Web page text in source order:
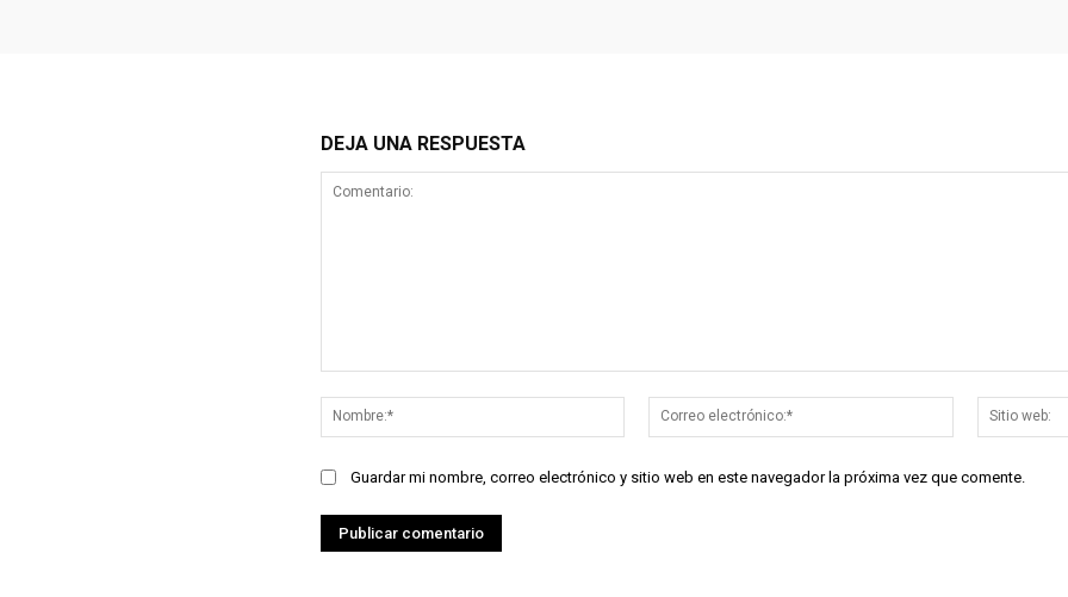
DEJA UNA RESPUESTA
Nombre:*
Correo
electrónico:*
Guardar mi nombre, correo electrónico y sitio web en este navegador la próxima vez que comente.